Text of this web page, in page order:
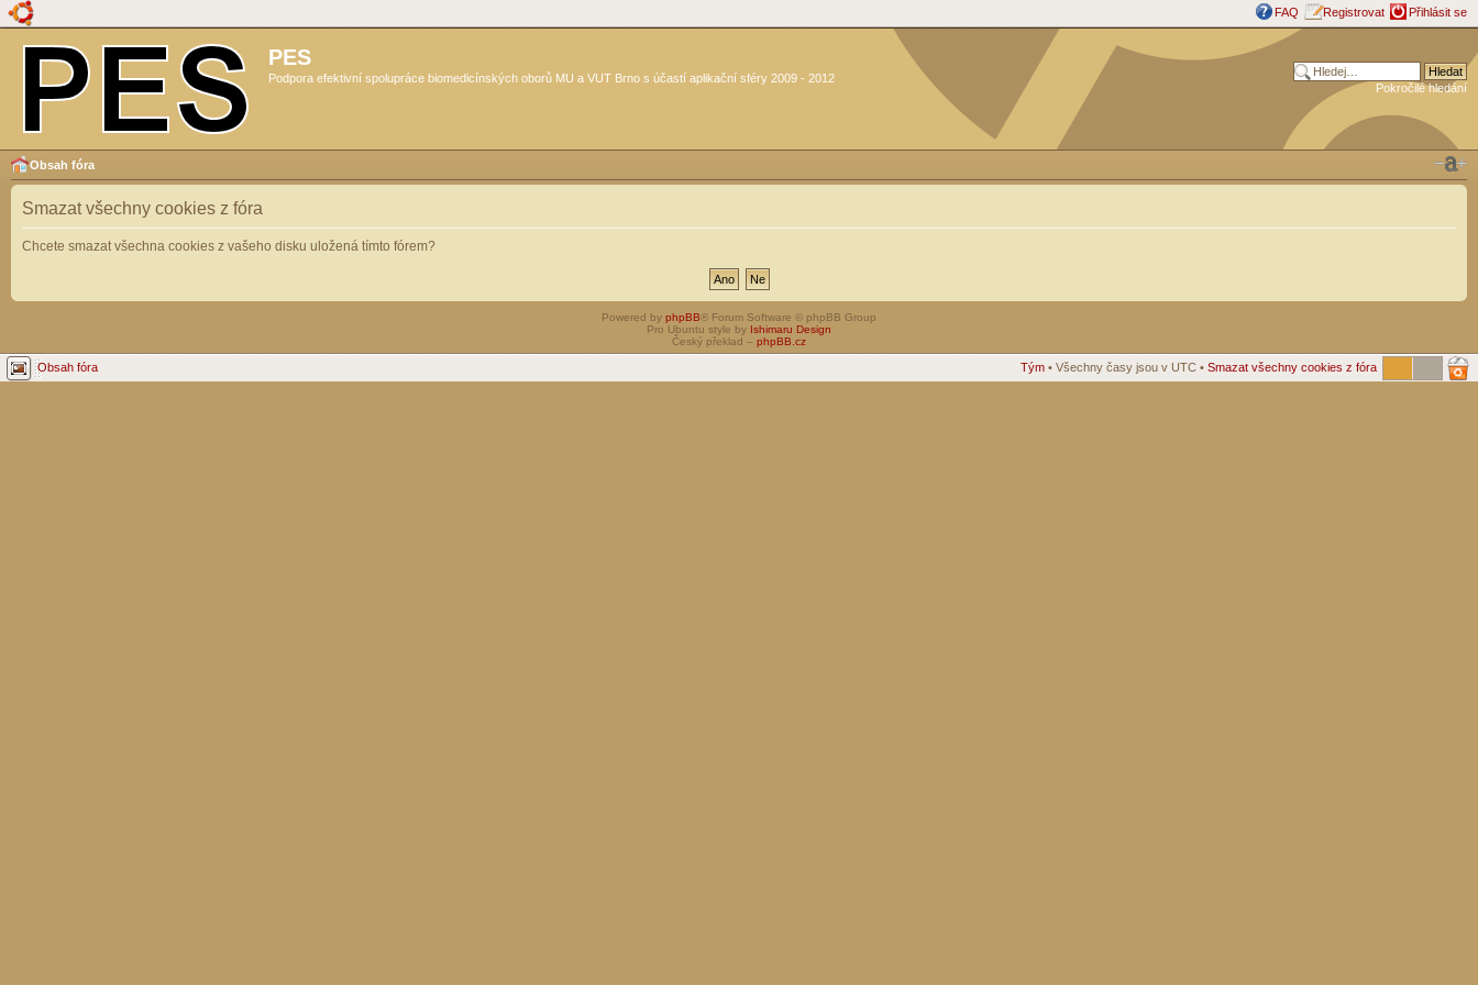
FAQ Registrovat Přihlásit se
PES
Podpora efektivní spolupráce biomedicínských oborů MU a VUT Brno s účastí aplikační sféry 2009 - 2012
Pokročilé hledání
Obsah fóra
Smazat všechny cookies z fóra
Chcete smazat všechna cookies z vašeho disku uložená tímto fórem?
Powered by phpBB® Forum Software © phpBB Group
Pro Ubuntu style by Ishimaru Design
Český překlad – phpBB.cz
Obsah fóra Tým • Všechny časy jsou v UTC • Smazat všechny cookies z fóra